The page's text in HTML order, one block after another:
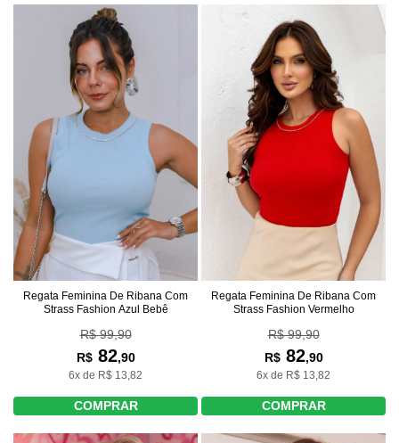
Regata Feminina De Ribana Com
Strass Fashion Azul Bebê
R$ 99,90
R$82,90
6x de R$ 13,82
COMPRAR
Regata Feminina De Ribana Com
Strass Fashion Vermelho
R$ 99,90
R$82,90
6x de R$ 13,82
COMPRAR